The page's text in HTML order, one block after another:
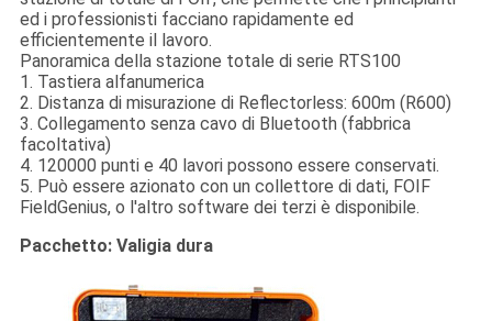
ed i professionisti facciano rapidamente ed
efficientemente il lavoro.
Panoramica della stazione totale di serie RTS100
1. Tastiera alfanumerica
2. Distanza di misurazione di Reflectorless: 600m (R600)
3. Collegamento senza cavo di Bluetooth (fabbrica
facoltativa)
4. 120000 punti e 40 lavori possono essere conservati.
5. Può essere azionato con un collettore di dati, FOIF
FieldGenius, o l'altro software dei terzi è disponibile.
Pacchetto: Valigia dura